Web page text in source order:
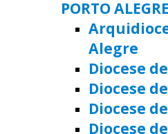
PORTO ALEGRE
Alegre
Diocese
Diocese
Diocese
Diocese